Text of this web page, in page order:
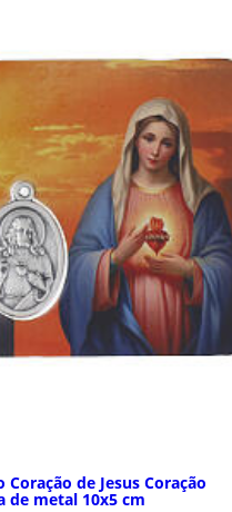
de Jesus Coração
de metal 10x5 cm